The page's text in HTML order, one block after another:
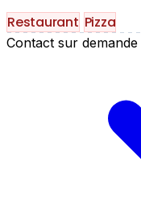
Restaurant Pizza
Contact sur demande